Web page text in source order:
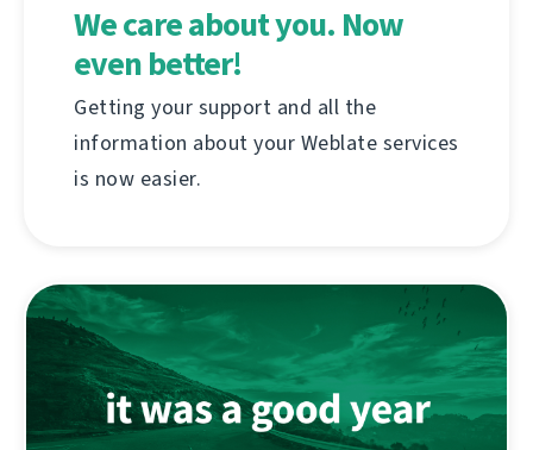
We care about you. Now
even better!
Getting your support and all the
information about your Weblate services
is now easier.